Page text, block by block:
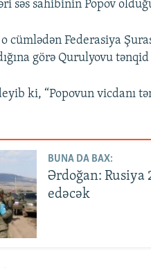
səs sahibinin Popov
cümlədən Federasiya
görə Qurulyovu
ki, “Popovun vicdanı
BUNA DA BAX:
Ərdoğan: Rusiya
edəcək